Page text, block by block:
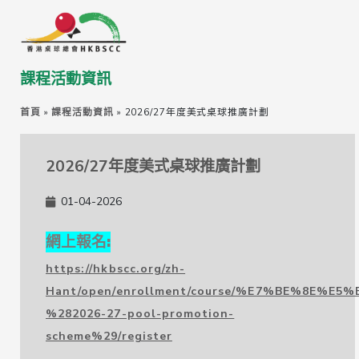
課程活動資訊
首頁 »課程活動資訊 » 2026/27年度美式桌球推廣計劃
2026/27年度美式桌球推廣計劃
01-04-2026
網上報名:
https://hkbscc.org/zh-
Hant/open/enrollment/course/
%282026-27-pool-promotion-
scheme%29/register